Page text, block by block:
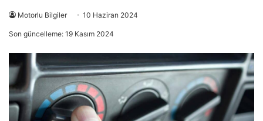
Motorlu Bilgiler 10 Haziran 2024
Son güncelleme: 19 Kasım 2024